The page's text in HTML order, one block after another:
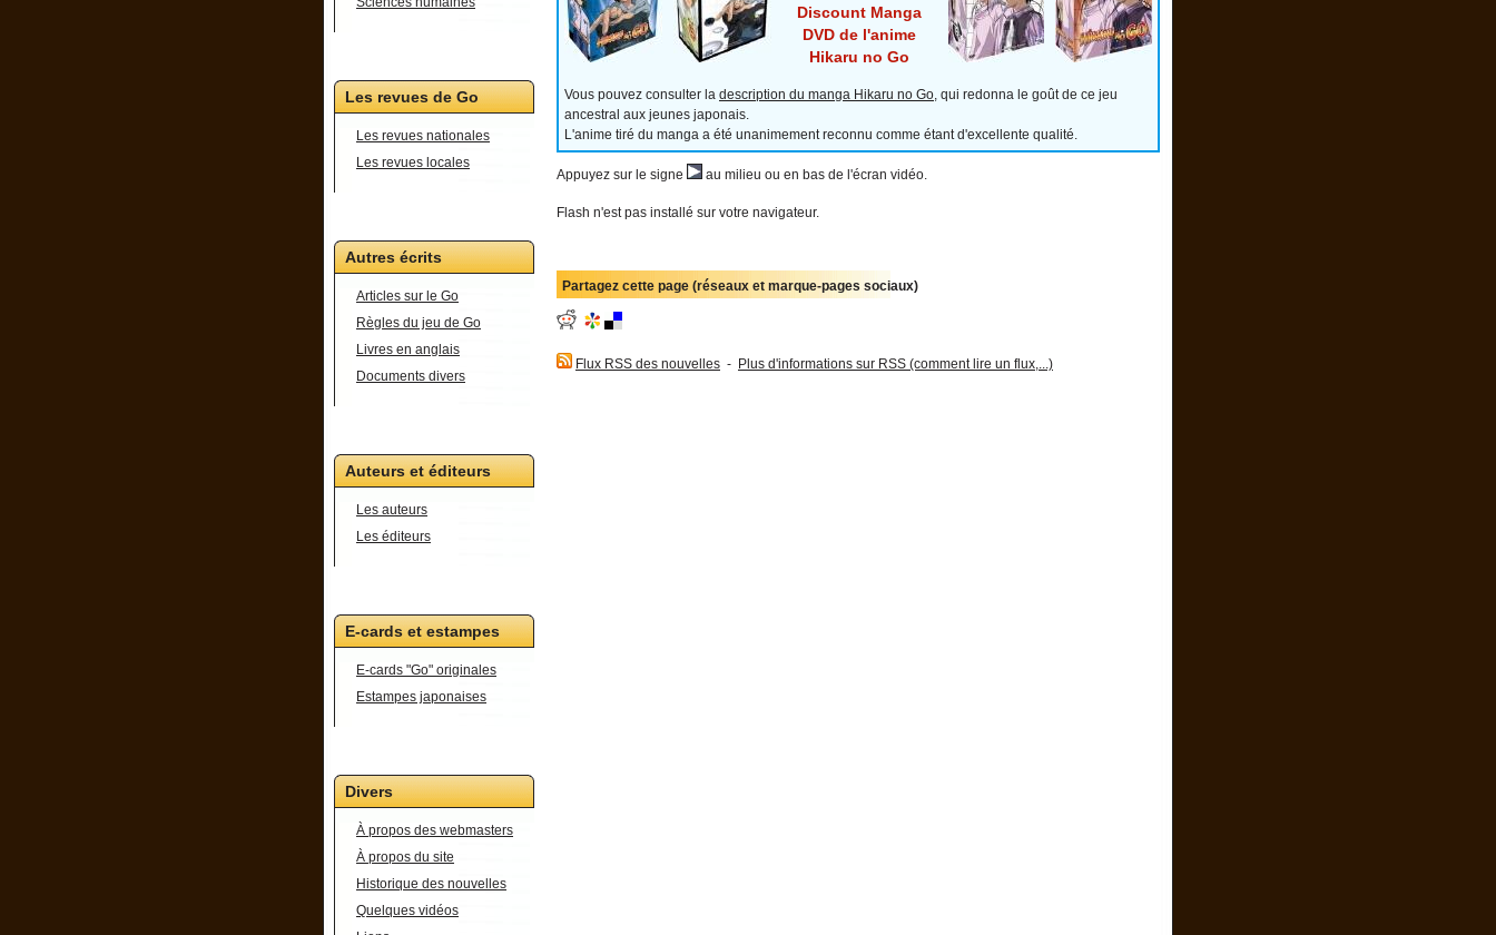
Les revues de Go
Les revues nationales
Les revues locales
Autres écrits
Articles sur le Go
Règles du jeu de Go
Livres en anglais
Documents divers
Auteurs et éditeurs
Les auteurs
Les éditeurs
E-cards et estampes
E-cards "Go" originales
Estampes japonaises
Divers
À propos des webmasters
À propos du site
Historique des nouvelles
Quelques vidéos
Discount Manga
DVD de l'anime
Hikaru no Go
Vous pouvez consulter la description du manga Hikaru no Go, qui redonna le goût de ce jeu
ancestral aux jeunes japonais.
L'anime tiré du manga a été unanimement reconnu comme étant d'excellente qualité.
Appuyez sur le signe au milieu ou en bas de l'écran vidéo.
Flash n'est pas installé sur votre navigateur.
Partagez cette page (réseaux et marque-pages sociaux)
Flux RSS des nouvelles - Plus d'informations sur RSS (comment lire un flux,...)